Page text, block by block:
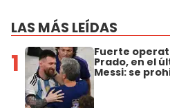
LAS MÁS LEÍDAS
1 Fuerte
Prado, en el
Messi: se